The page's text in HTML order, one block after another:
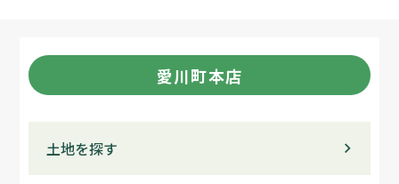
愛川町本店
土地を探す